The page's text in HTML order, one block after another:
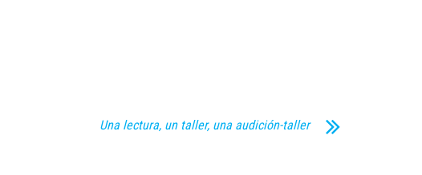
Una lectura, un taller, una audición-taller